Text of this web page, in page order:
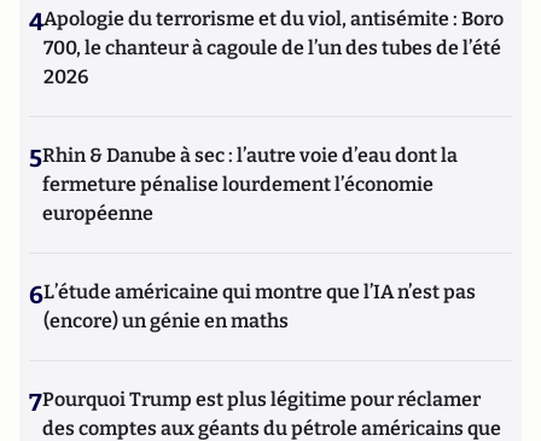
4Apologie du terrorisme et du viol, antisémite : Boro
700, le chanteur à cagoule de l’un des tubes de l’été
2026
5Rhin & Danube à sec : l’autre voie d’eau dont la
fermeture pénalise lourdement l’économie
européenne
6L’étude américaine qui montre que l’IA n’est pas
(encore) un génie en maths
7Pourquoi Trump est plus légitime pour réclamer
des comptes aux géants du pétrole américains que